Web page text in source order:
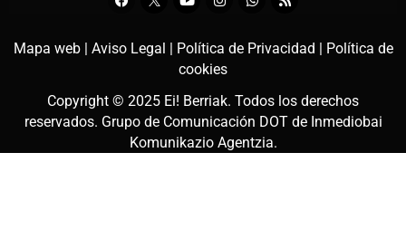
Mapa web | Aviso Legal | Política de Privacidad |
Política de
cookies
Copyright © 2025 Ei! Berriak. Todos los derechos
reservados. Grupo de Comunicación DOT de Inmediobai
Komunikazio Agentzia.